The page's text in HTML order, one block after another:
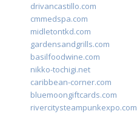
drivancastillo.com
cmmedspa.com
midletontkd.com
gardensandgrills.com
basilfoodwine.com
nikko-tochigi.net
caribbean-corner.com
bluemoongiftcards.com
rivercitysteampunkexpo.com